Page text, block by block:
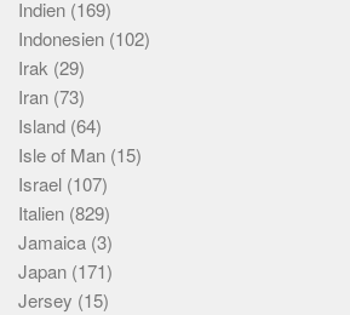
Indien (169)
Indonesien (102)
Irak (29)
Iran (73)
Island (64)
Isle of Man (15)
Israel (107)
Italien (829)
Jamaica (3)
Japan (171)
Jersey (15)